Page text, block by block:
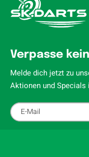
Verpasse
Melde dich jetzt zu
Aktionen und